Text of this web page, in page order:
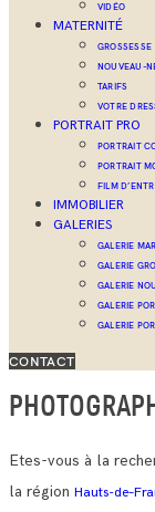
VIDÉO
MATERNITÉ
GROSSESSE
NOUVEAU-
TARIFS
VOTRE
PORTRAIT PRO
PORTRAIT
PORTRAIT
FILM
IMMOBILIER
GALERIES
GALERIE
GALERIE
GALERIE
GALERIE
GALERIE
CONTACT
Etes-vous à la
la région Hauts-